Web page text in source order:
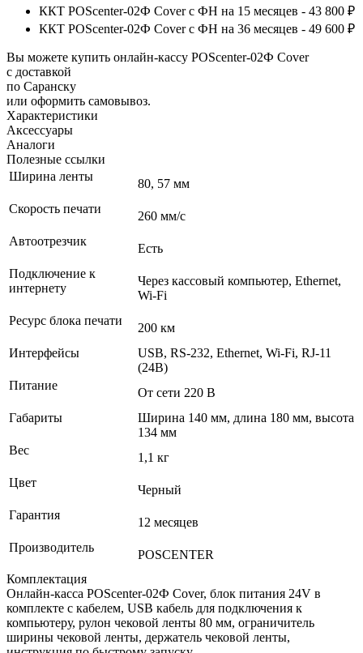
ККТ POScenter-02Ф Cover с ФН на 15 месяцев - 43 800 ₽
ККТ POScenter-02Ф Cover с ФН на 36 месяцев - 49 600 ₽
Вы можете купить онлайн‑кассу POScenter-02Ф Cover
с доставкой
по Саранску
или оформить самовывоз.
Характеристики
Аксессуары
Аналоги
Полезные ссылки
Ширина ленты
80, 57 мм
Скорость печати
260 мм/с
Автоотрезчик
Есть
Подключение к
интернету
Через кассовый компьютер, Ethernet,
Wi-Fi
Ресурс блока печати
200 км
Интерфейсы
USB, RS-232, Ethernet, Wi-Fi, RJ-11
(24В)
Питание
От сети 220 В
Габариты
Ширина 140 мм, длина 180 мм, высота
134 мм
Вес
1,1 кг
Цвет
Черный
Гарантия
12 месяцев
Производитель
POSCENTER
Комплектация
Онлайн-касса POScenter-02Ф Cover, блок питания 24V в
комплекте с кабелем, USB кабель для подключения к
компьютеру, рулон чековой ленты 80 мм, ограничитель
ширины чековой ленты, держатель чековой ленты,